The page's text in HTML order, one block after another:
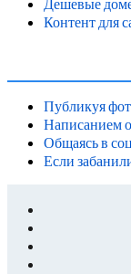
Контент для
Публикуя
Написанием
Общаясь в
Если